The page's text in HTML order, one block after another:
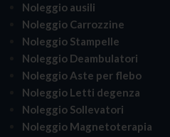
Noleggio ausili
Noleggio Carrozzine
Noleggio Stampelle
Noleggio Deambulatori
Noleggio Aste per flebo
Noleggio Letti degenza
Noleggio Sollevatori
Noleggio Magnetoterapia